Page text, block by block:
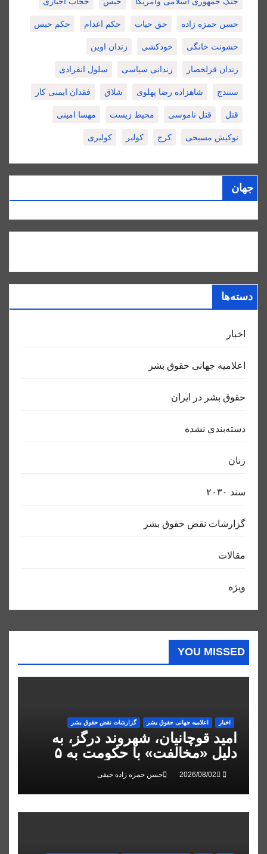
حسن حمزه زاده حق حیات حکم اعدام حکم حبس
خشونت خانگی خودکشی زندان اوین
زندان قزلحصار زندانی سیاسی سلول انفرادی
سنندج شاهزاده رضا پهلوی شلاق فقدان ایمنی کار
قتل قتل ناموسی محیط زیست مهسا امینی
نوکیش مسیحی کرج کولبر کولبری
جهان
دسته‌ها
اخبار
اعلاميه جهانی حقوق بشر
حقوق بشر در ایران
دسته‌بندی نشده
زنان
سند ٢٠٣٠
گزارشات نقض حقوق بشر
مقالات
ویژه
YOU MISSED
اخبار اعلاميه جهانی حقوق بشر گزارشات نقض حقوق بشر
امید قوچانیان، شهروند درگز، به
دلیل «مخالفت» با حکومت به ۵
سال زندان محکوم شد
حسن حمزه زاده حیقی